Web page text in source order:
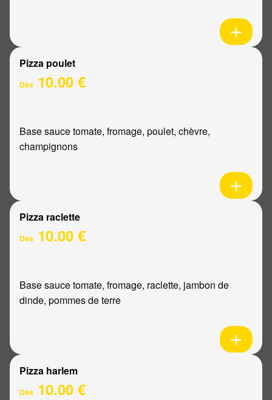
Pizza poulet
Dès 10.00 €
Base sauce tomate, fromage, poulet, chèvre,
champignons
Pizza raclette
Dès 10.00 €
Base sauce tomate, fromage, raclette, jambon de
dinde, pommes de terre
Pizza harlem
Dès 10.00 €